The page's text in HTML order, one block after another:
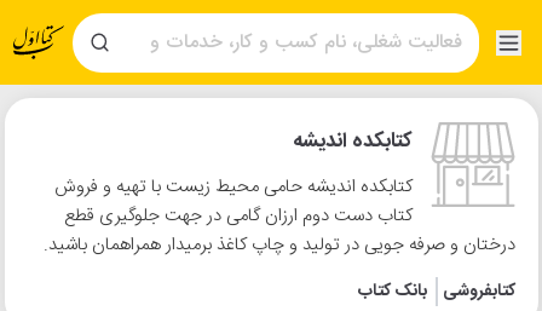
کتابکده اندیشه
کتابکده اندیشه حامی محیط زیست با تهیه و فروش
کتاب دست دوم ارزان گامی در جهت جلوگیری قطع
درختان و صرفه جویی در تولید و چاپ کاغذ برمیدار همراهمان باشید.
کتابفروشی بانک کتاب